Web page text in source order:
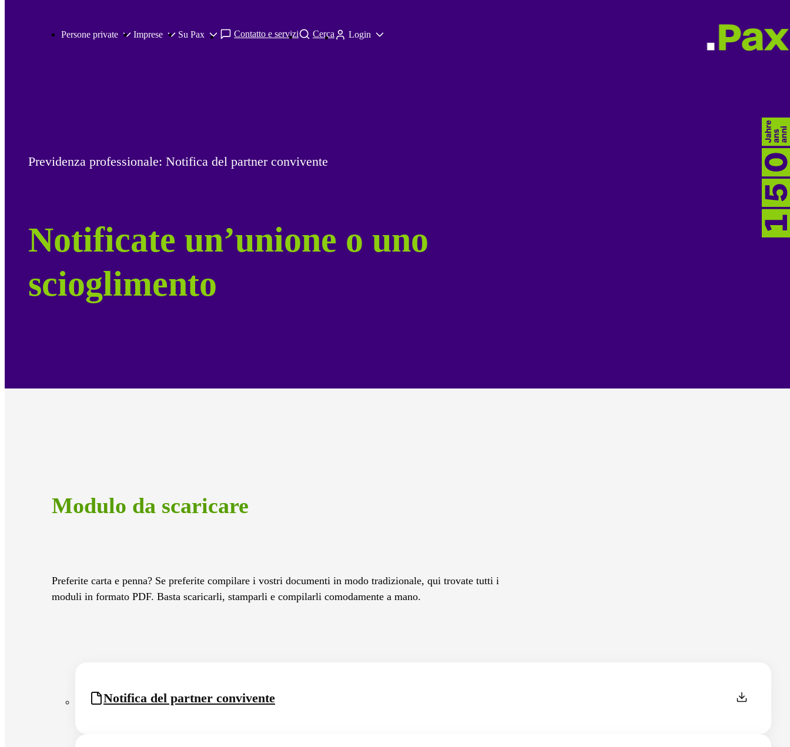
Persone private Imprese Su Pax Contatto e servizi Cerca Login
Previdenza professionale: Notifica del partner convivente
Notificate un’unione o uno
scioglimento
Modulo da scaricare
Preferite carta e penna? Se preferite compilare i vostri documenti in modo tradizionale, qui trovate tutti i
moduli in formato PDF. Basta scaricarli, stamparli e compilarli comodamente a mano.
Notifica del partner convivente